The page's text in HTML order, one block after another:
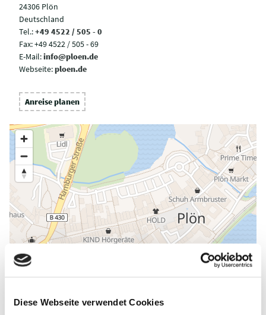
Diese Webseite verwendet Cookies
24306 Plön
Deutschland
Tel.:+49 4522 / 505 - 0
Fax:+49 4522 / 505 - 69
E-Mail:info@ploen.de
Webseite:ploen.de
Anreise planen